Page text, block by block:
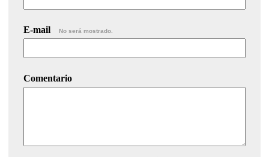
E-mail No será mostrado.
Comentario